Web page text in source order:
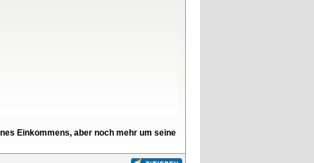
Einkommens, aber noch mehr um seine